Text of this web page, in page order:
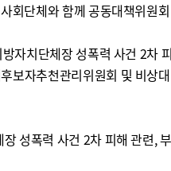
회단체와 함께 공동대책위원
자치단체장 성폭력 사건 2차
보자추천관리위원회 및 비상
성폭력 사건 2차 피해 관련,